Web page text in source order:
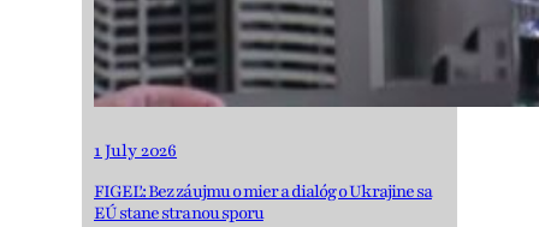
1 July 2026
FIGEĽ: Bez záujmu o mier a dialóg o Ukrajine sa
EÚ stane stranou sporu